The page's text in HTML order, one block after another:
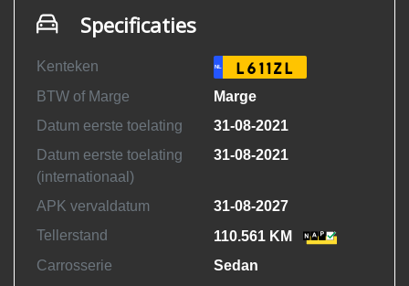
Specificaties
Kenteken NL L611ZL
BTW of Marge
Marge
Datum eerste toelating
31-08-2021
Datum eerste toelating
(internationaal)
31-08-2021
APK vervaldatum
31-08-2027
Tellerstand
110.561 KM
Carrosserie
Sedan